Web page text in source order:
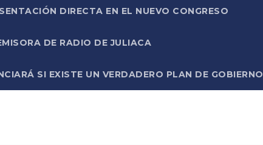
DIRECTA EN EL NUEVO CONGRESO
DE RADIO DE JULIACA
SI EXISTE UN VERDADERO PLAN DE GOBIERNO